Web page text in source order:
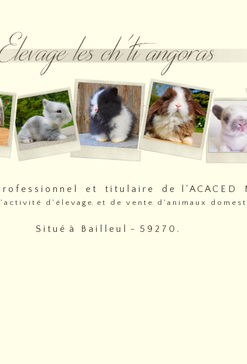
r o f e s s i o n n e l e t t i t u l a i r e d e l ' A C A C E D
' a c t i v i t é d ' é l e v a g e. e t d e v e n t e. d ' a n i m a u x d o m e s t
S i t u é à B a i l l e u l - 5 9 2 7 0 .